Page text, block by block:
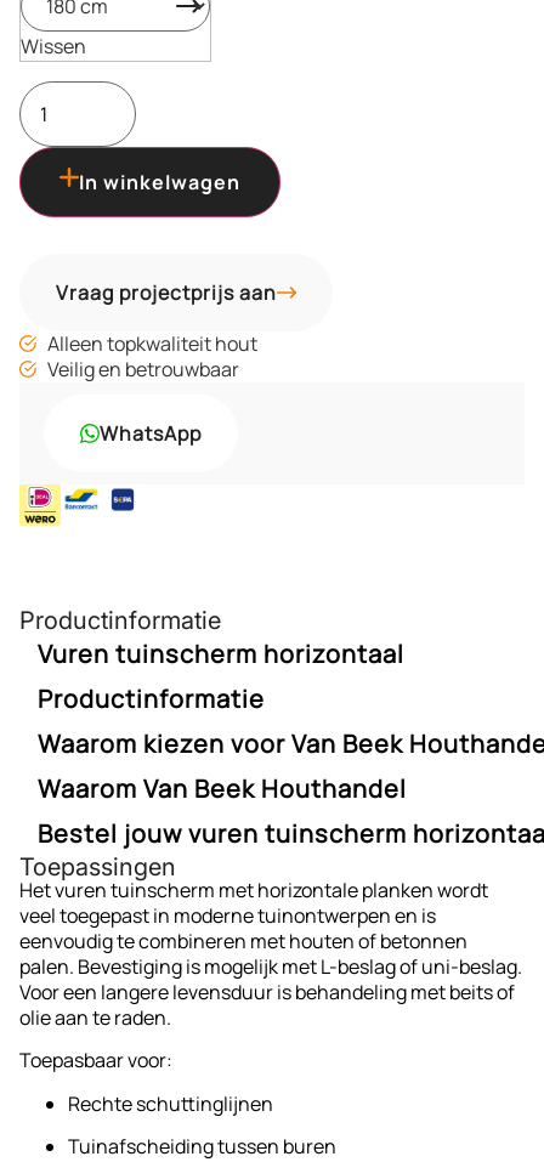
Wissen
In winkelwagen
Vraag projectprijs aan
Alleen topkwaliteit hout
Veilig en betrouwbaar
WhatsApp
Productinformatie
Vuren tuinscherm horizontaal
Het vuren tuinscherm horizontaal biedt een moderne en
luchtige uitstraling dankzij de horizontale
plankverdeling. Gemaakt van glad geschaafd vurenhout
en afgewerkt met RVS-schroeven, is dit scherm zowel
vurenhout is het scherm eenvoudig te beitsen of te
behandelen naar eigen smaak. Perfect voor een nette en
rustige tuinafscheiding.
Productinformatie
Materiaal: Tropisch hardhout zoals Bangkirai of
Angelim Vermelho
Plankdikte
Plankopbouw
Constructie :
Massieve hardhouten omlijsting
Stevige structuur voor langdurig gebruik
Door de horizontale plaatsing oogt het scherm visueel
breder, wat ruimtelijk werkt in kleinere tuinen.
Waarom kiezen voor Van Beek
Houtsoort: Vuren (geschaafd)
Constructie: Horizontale plankverdeling
Afwerking: RVS-geschroefd
Afmetingen: Standaard 180 × 180 cm
Planken: Ca. 15 planken horizontaal geplaatst
Vorm: Recht model
Waarom Van Beek Houthandel
Van Beek Houthandel staat voor kwaliteit, scherpe
prijzen en snelle levering. Alles voor een verzorgde en
duurzame tuinafscheiding bestel je eenvoudig online.
Bestel jouw vuren tuinscherm
Geef jouw tuin een rustige, moderne uitstraling met dit
horizontale vuren tuinscherm. Bestel eenvoudig online
bij Van Beek Houthandel – altijd uit voorraad leverbaar.
Toepassingen
Het vuren tuinscherm met horizontale planken wordt
veel toegepast in moderne tuinontwerpen en is
eenvoudig te combineren met houten of betonnen
palen. Bevestiging is mogelijk met L-beslag of uni-beslag.
Voor een langere levensduur is behandeling met beits of
olie aan te raden.
Toepasbaar voor:
Rechte schuttinglijnen
Tuinafscheiding tussen buren